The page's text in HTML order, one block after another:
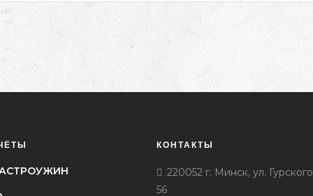
КОНТАКТЫ
220052 г. Минск, ул.
56